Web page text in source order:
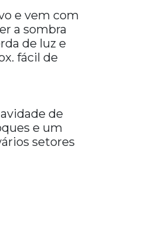
e vem com
a sombra
de luz e
fácil de
de
e um
setores